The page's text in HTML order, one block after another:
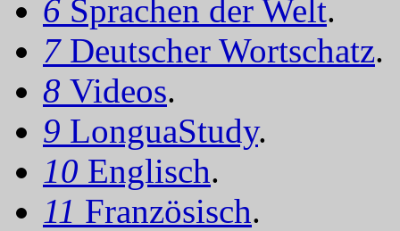
6 Sprachen der Welt.
7 Deutscher Wortschatz.
8 Videos.
9 LonguaStudy.
10 Englisch.
11 Französisch.